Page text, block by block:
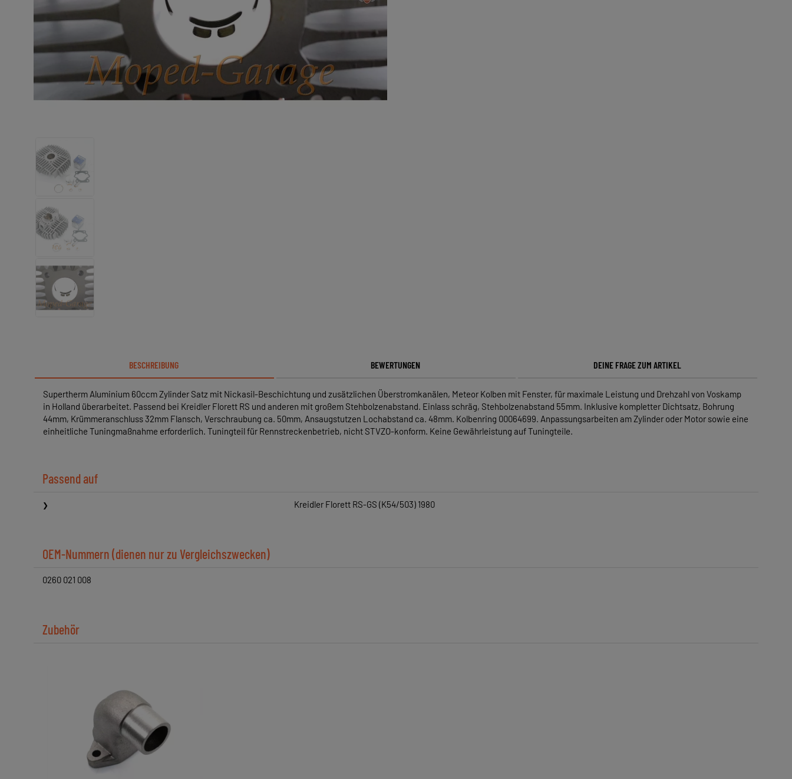
BESCHREIBUNG BEWERTUNGEN DEINE FRAGE ZUM ARTIKEL
Supertherm Aluminium 60ccm Zylinder Satz mit Nickasil-Beschichtung und zusätzlichen Überstromkanälen, Meteor Kolben mit Fenster, für maximale Leistung und Drehzahl von Voskamp
in Holland überarbeitet. Passend bei Kreidler Florett RS und anderen mit großem Stehbolzenabstand. Einlass schräg, Stehbolzenabstand 55mm. Inklusive kompletter Dichtsatz, Bohrung
44mm, Krümmeranschluss 32mm Flansch, Verschraubung ca. 50mm, Ansaugstutzen Lochabstand ca. 48mm. Kolbenring 00064699. Anpassungsarbeiten am Zylinder oder Motor sowie eine
einheitliche Tuningmaßnahme erforderlich. Tuningteil für Rennstreckenbetrieb, nicht STVZO-konform. Keine Gewährleistung auf Tuningteile.
Passend auf
Kreidler Florett RS-GS (K54/503) 1980
OEM-Nummern (dienen nur zu Vergleichszwecken)
0260 021 008
Zubehör